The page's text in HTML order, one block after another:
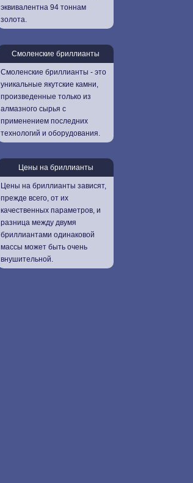
эквивалентна 94 тоннам
золота.
Смоленские бриллианты
Смоленские бриллианты - это
уникальные якутские камни,
произведенные только из
алмазного сырья с
применением последних
технологий и оборудования.
Цены на бриллианты
Цены на бриллианты зависят,
прежде всего, от их
качественных параметров, и
разница между двумя
бриллиантами одинаковой
массы может быть очень
внушительной.